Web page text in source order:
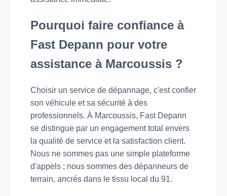
Pourquoi faire confiance à
Fast Depann pour votre
assistance à Marcoussis ?
Choisir un service de dépannage, c'est confier
son véhicule et sa sécurité à des
professionnels. À Marcoussis, Fast Depann
se distingue par un engagement total envers
la qualité de service et la satisfaction client.
Nous ne sommes pas une simple plateforme
d'appels ; nous sommes des dépanneurs de
terrain, ancrés dans le tissu local du 91.